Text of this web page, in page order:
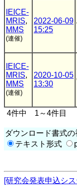
IEICE-
MRIS,
MMS
(連催)
2022-06-09
15:25
IEICE-
MRIS,
MMS
(連催)
2020-10-05
13:30
4件中 1～4件目
ダウンロード書式
テキスト形式
[研究会発表申込シ